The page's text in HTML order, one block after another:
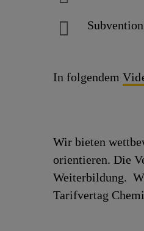
In folgendem
Wir bieten
orientieren. Die
Weiterbildung.
Tarifvertag